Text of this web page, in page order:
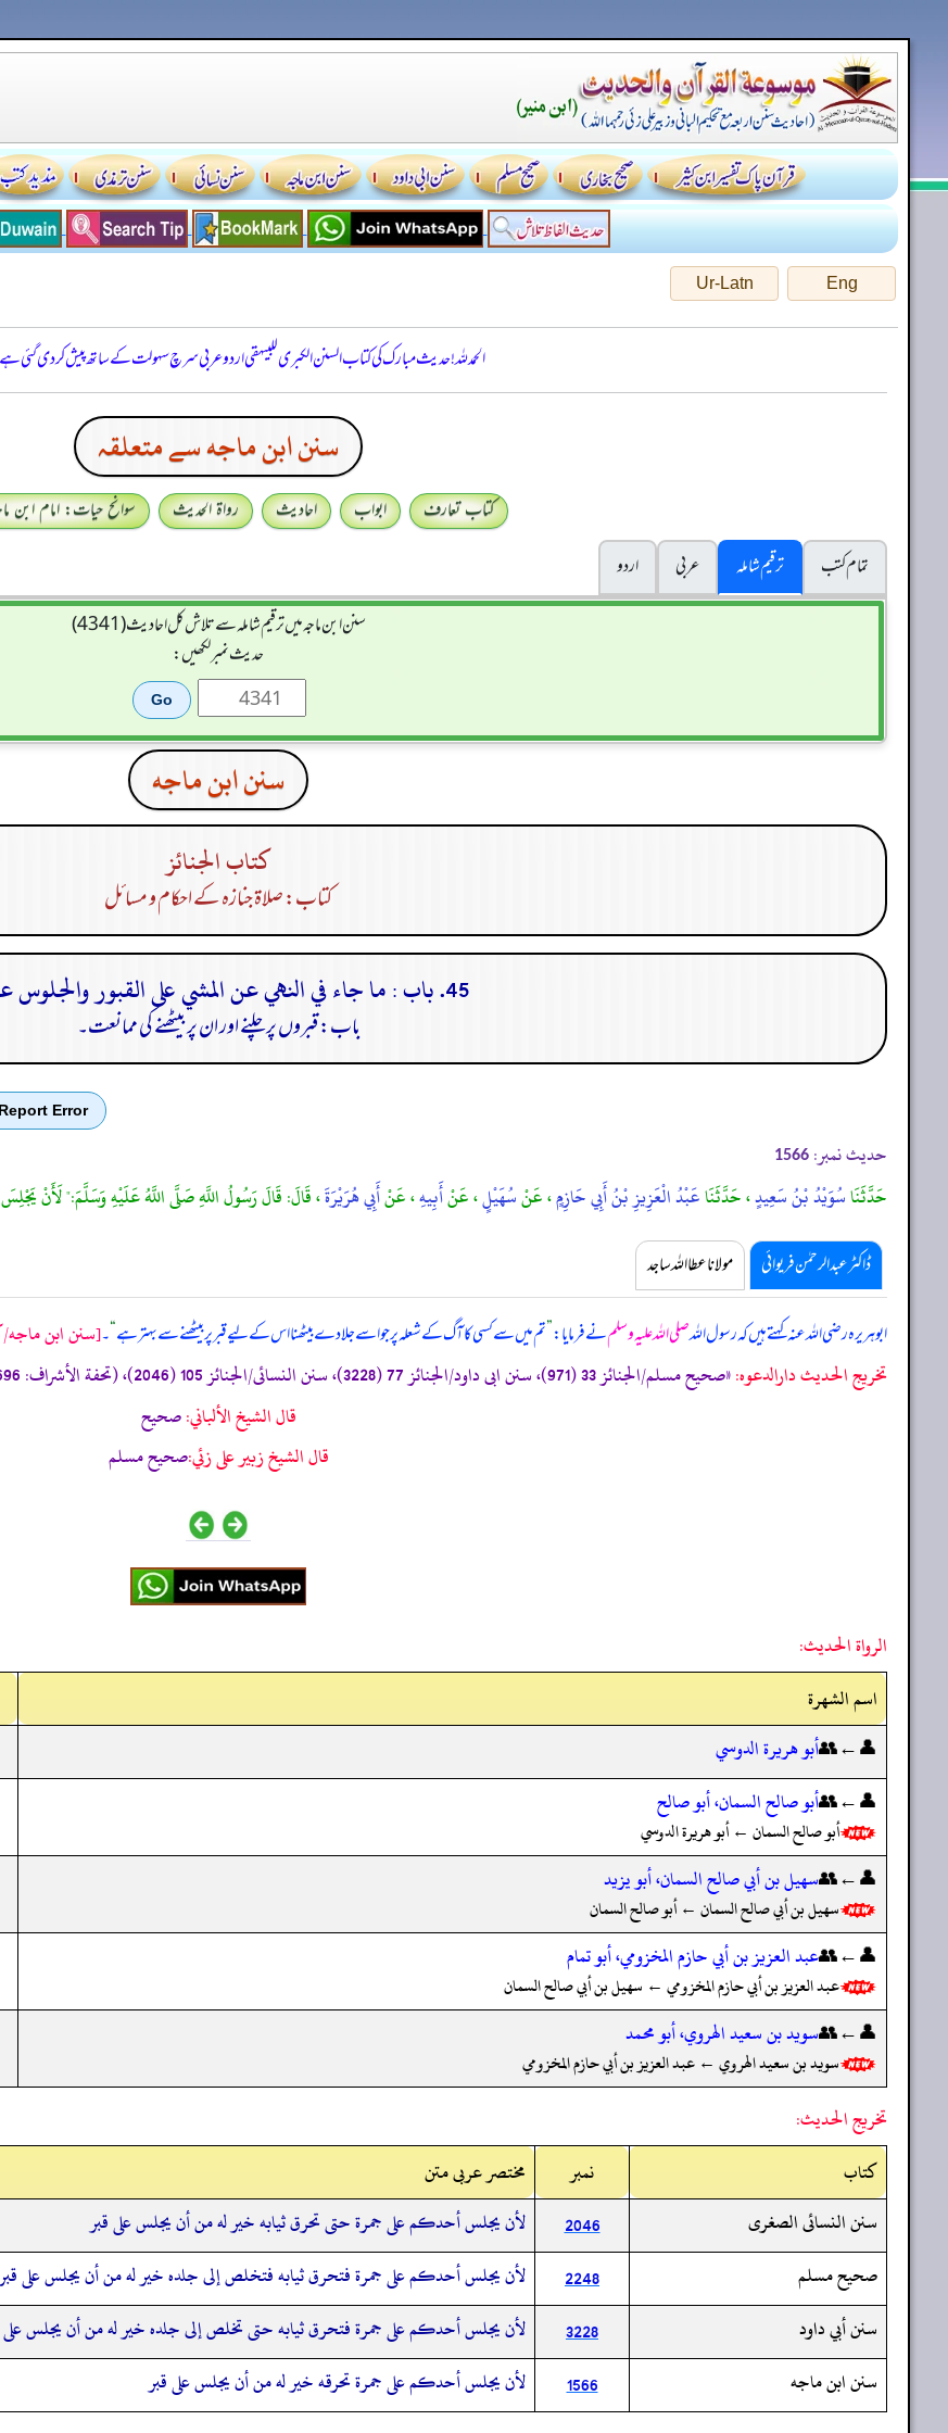
Eng
Ur-Latn
الحمدللہ! حدیث مبارک کی کتاب السنن الكبرى للبيهقي اردو عربی سرچ سہولت کے ساتھ پیش کر دی گئی
سنن ابن ماجه سے متعلقہ
کتاب تعارف ابواب احادیث رواۃ الحدیث
سوانح حیات: امام ابن
تمام کتب
ترقیم شاملہ عربی
اردو
سنن ابن ماجہ میں ترقیم شاملہ سے تلاش کل احادیث (4341)
حدیث نمبر لکھیں:
سنن ابن ماجه
كتاب الجنائز
کتاب: صلاۃ جنازہ کے احکام و مسائل
45. باب : ما جاء في النهي عن المشي على القبور والجلوس عليها
باب: قبروں پر چلنے اور ان پر بیٹھنے کی ممانعت۔
Report Error
حدیث نمبر: 1566
حَدَّثَنَاسُوَيْدُ بْنُ سَعِيدٍ، حَدَّثَنَاعَبْدُ الْعَزِيزِ بْنُ أَبِي حَازِمٍ، عَنْسُهَيْلٍ، عَنْأَبِيهِ، عَنْأَبِي هُرَيْرَةَ، قَالَ: قَالَ رَسُولُ اللَّهِ صَلَّى اللَّهُ عَلَيْهِ وَسَلَّمَ:" لَأَنْ
ڈاکٹر عبدالرحمٰن فریوائی مولانا عطا اللہ ساجد
ابوہریرہ رضی اللہ عنہ کہتے ہیں کہرسول اللہصلی اللہ علیہ وسلمنے فرمایا:”تم میں سے کسی کا آگ کے شعلہ پر جو اسے جلا دے بیٹھنا اس کے لیے قبر پر بیٹھنے سے بہتر ہے“۔[سنن ابن ماجه/
تخریج الحدیث دارالدعوہ:«صحیح مسلم/الجنائز 33 (971)، سنن ابی داود/الجنائز 77 (3228)، سنن النسائی/الجنائز 105 (2046)، (تحفة الأشراف: 12696)، وقد أخرجہ: مسند احمد (2/311، 389، 444، 528) (صحیح)»
قال الشيخ الألباني:صحيح
قال الشيخ زبير على زئي:صحيح مسلم
الرواة الحديث:
اسم الشهرة
👤←👥أبو هريرة الدوسي
👤←👥أبو صالح السمان، أبو صالح
أبو صالح السمان ← أبو هريرة الدوسي
👤←👥سهيل بن أبي صالح السمان، أبو يزيد
سهيل بن أبي صالح السمان ← أبو صالح السمان
👤←👥عبد العزيز بن أبي حازم المخزومي، أبو تمام
عبد العزيز بن أبي حازم المخزومي ← سهيل بن أبي صالح السمان
👤←👥سويد بن سعيد الهروي، أبو محمد
سويد بن سعيد الهروي ← عبد العزيز بن أبي حازم المخزومي
تخريج الحديث:
کتاب
نمبر
مختصر عربی متن
سنن النسائى الصغرى
2046
لأن يجلس أحدكم على جمرة حتى تحرق ثيابه خير له من أن يجلس على قبر
صحيح مسلم
2248
لأن يجلس أحدكم على جمرة فتحرق ثيابه فتخلص إلى جلده خير له من أن يجلس على قبر
سنن أبي داود
3228
لأن يجلس أحدكم على جمرة فتحرق ثيابه حتى تخلص إلى جلده خير له من أن يجلس على
سنن ابن ماجه
1566 لأن يجلس أحدكم على جمرة تحرقه خير له من أن يجلس على قبر